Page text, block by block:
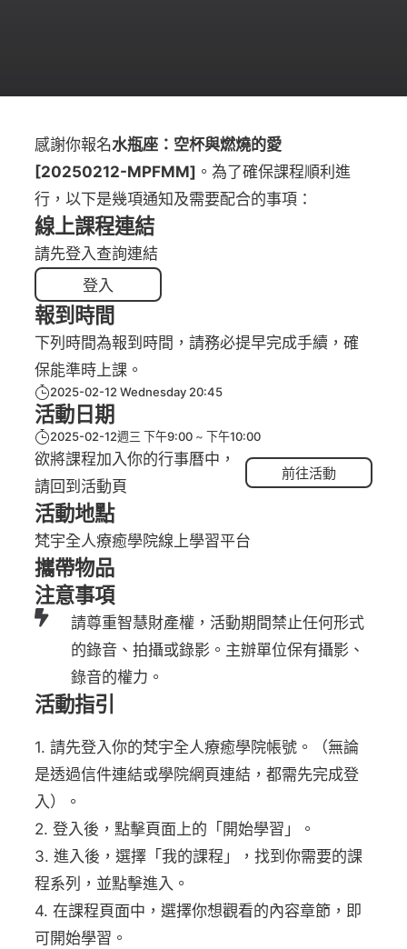
感謝你報名水瓶座：空杯與燃燒的愛
[20250212-MPFMM] 。為了確保課程順利進
行，以下是幾項通知及需要配合的事項：
線上課程連結
請先登入查詢連結
登入
報到時間
下列時間為報到時間，請務必提早完成手續，確
保能準時上課。
2025-02-12 Wednesday 20:45
活動日期
2025-02-12週三 下午9:00 下午10:00
欲將課程加入你的行事曆中，
請回到活動頁
前往活動
活動地點
梵宇全人療癒學院線上學習平台
攜帶物品
注意事項
請尊重智慧財產權，活動期間禁止任何形式
的錄音、拍攝或錄影。主辦單位保有攝影、
錄音的權力。
活動指引
1. 請先登入你的梵宇全人療癒學院帳號。（無論
是透過信件連結或學院網頁連結，都需先完成登
入）。
2. 登入後，點擊頁面上的「開始學習」。
3. 進入後，選擇「我的課程」，找到你需要的課
程系列，並點擊進入。
4. 在課程頁面中，選擇你想觀看的內容章節，即
可開始學習。